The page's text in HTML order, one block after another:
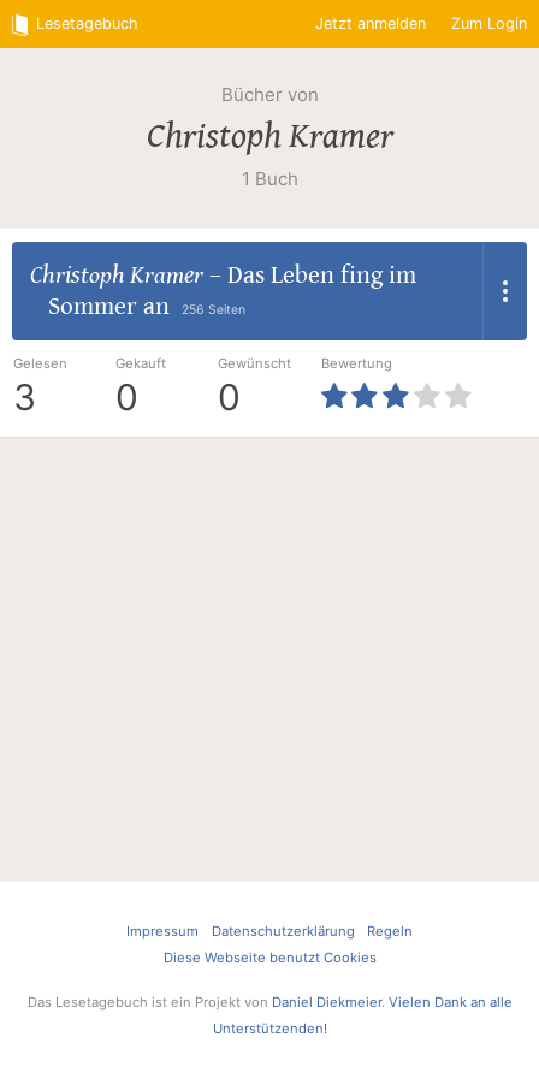
Lesetagebuch Jetzt anmelden Zum Login
Bücher von
Christoph Kramer
1 Buch
Christoph Kramer– Das Leben fing im
Sommer an
256 Seiten
Gelesen
3
Gekauft
0
Gewünscht
0
Bewertung
Impressum Datenschutzerklärung
Regeln
Diese Webseite benutzt Cookies
Das Lesetagebuch ist ein Projekt von Daniel Diekmeier. Vielen Dank an alle
Unterstützenden!